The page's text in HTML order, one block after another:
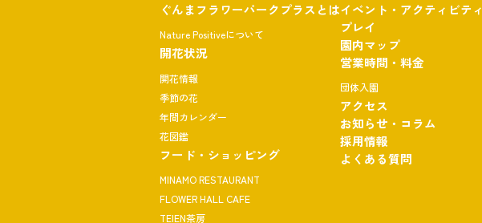
ぐんまフラワーパークプラスとは
Nature Positiveについて
開花状況
開花情報
季節の花
年間カレンダー
花図鑑
フード・ショッピング
MINAMO RESTAURANT
FLOWER HALL CAFE
TEIEN茶房
イベント・アクティビティ
プレイ
園内マップ
営業時間・料金
団体入園
アクセス
お知らせ・コラム
採用情報
よくある質問